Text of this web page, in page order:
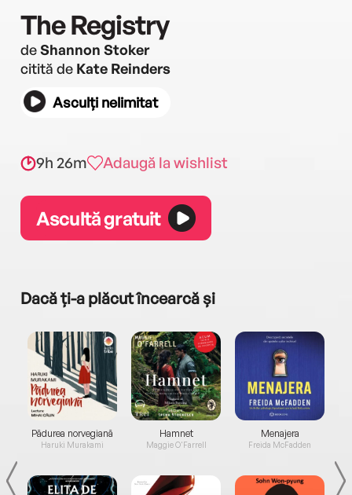
The Registry
deShannon Stoker
citită de Kate Reinders
Asculți nelimitat
9h 26m Adaugă la wishlist
Ascultă gratuit
Dacă ți-a plăcut încearcă și
Pădurea norvegiană
Haruki Murakami
Hamnet
Maggie O'Farrell
Menajera
Freida McFadden